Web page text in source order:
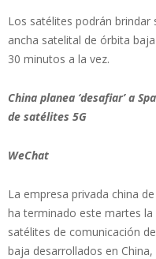
Los satélites podrán brindar
ancha satelital de órbita
30 minutos a la vez.
China planea ‘desafiar’ a
de satélites 5G
WeChat
La empresa privada china
ha terminado este martes
satélites de comunicación
baja desarrollados en